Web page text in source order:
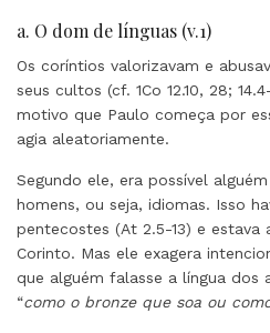
a. O dom de línguas (v.1)
Os coríntios valorizavam e
seus cultos (cf. 1Co 12.10, 28;
motivo que Paulo começa por
agia aleatoriamente.
Segundo ele, era possível
homens, ou seja, idiomas. Isso
pentecostes (At 2.5-13) e estava
Corinto. Mas ele exagera
que alguém falasse a língua dos
“como o bronze que soa ou